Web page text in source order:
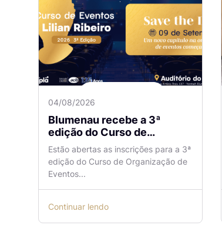
04/08/2026
Blumenau recebe a 3ª
edição do Curso de
Organização de Eventos
Lilian Ribeiro
Estão abertas as inscrições para a 3ª
edição do Curso de Organização de
Eventos...
Continuar lendo